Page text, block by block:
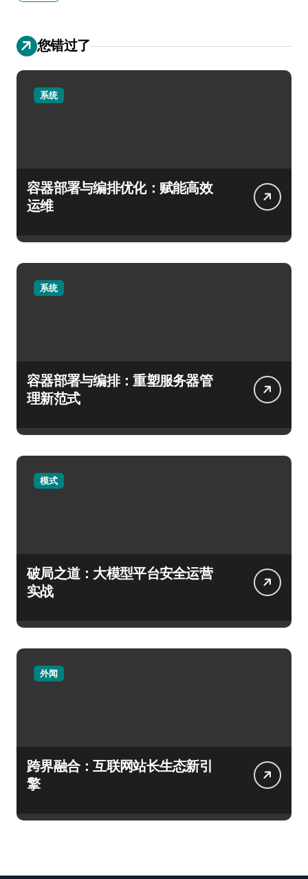
您错过了
系统
容器部署与编排优化：赋能高效
运维
系统
容器部署与编排：重塑服务器管
理新范式
模式
破局之道：大模型平台安全运营
实战
外闻
跨界融合：互联网站长生态新引
擎